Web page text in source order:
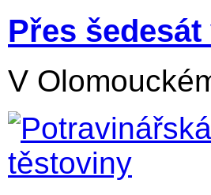
Přes
V